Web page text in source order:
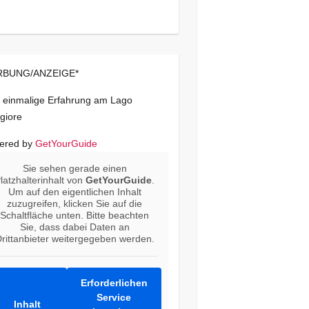
ANZEIGE*
einmalige Erfahrung am Lago
by GetYourGuide
Sie sehen gerade einen
vonGetYourGuide
Um auf den eigentlichen Inhalt
zuzugreifen, klicken Sie auf die
Schaltfläche unten. Bitte beachten
Sie, dass dabei Daten an
weitergegeben werden.
Inhalt
Erforderlichen
Service